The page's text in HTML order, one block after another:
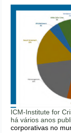
ICM-Institute for
há vários anos
corporativas no